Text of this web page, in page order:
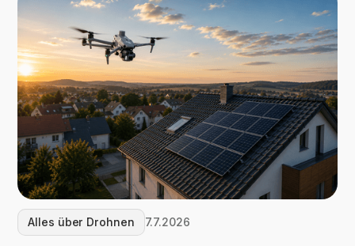
Alles über Drohnen 7.7.2026